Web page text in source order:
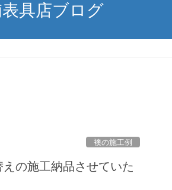
具店ブログ
襖の施工例
の施工納品させていた